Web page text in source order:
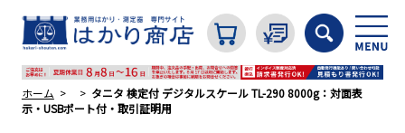
ホーム
タニタ 検定付 デジタルスケール TL-290 8000g：対面表
示・USBポート付・取引証明用